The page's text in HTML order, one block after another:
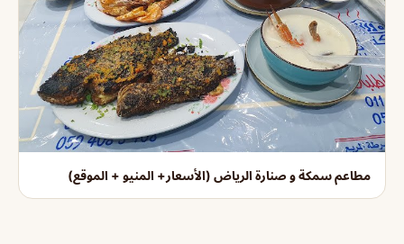
مطاعم سمكة و صنارة الرياض (الأسعار+ المنيو + الموقع)